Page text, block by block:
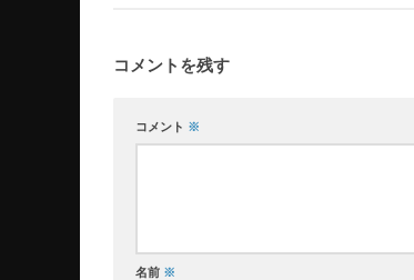
コメントを残す
コメント ※
名前 ※